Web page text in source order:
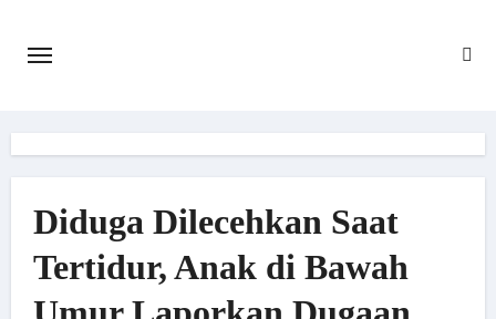
Diduga Dilecehkan Saat
Tertidur, Anak di Bawah